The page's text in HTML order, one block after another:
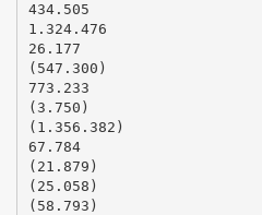
434.505
1.324.476
26.177
(547.300)
773.233
(3.750)
(1.356.382)
67.784
(21.879)
(25.058)
(58.793)